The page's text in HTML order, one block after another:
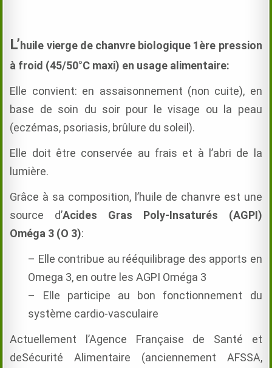
L’huile vierge de chanvre biologique 1ère pression
à froid (45/50°C maxi) en usage alimentaire:
Elle convient: en assaisonnement (non cuite), en
base de soin du soir pour le visage ou la peau
(eczémas, psoriasis, brûlure du soleil).
Elle doit être conservée au frais et à l’abri de la
lumière.
Grâce à sa composition, l’huile de chanvre est une
source d’Acides Gras Poly-Insaturés (AGPI)
Oméga 3 (O 3):
– Elle contribue au rééquilibrage des apports en
Omega 3, en outre les AGPI Oméga 3
– Elle participe au bon fonctionnement du
système cardio-vasculaire
Actuellement l’Agence Française de Santé et
deSécurité Alimentaire (anciennement AFSSA,